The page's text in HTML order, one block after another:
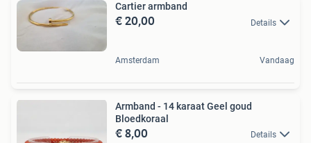
Cartier armband
€ 20,00 Details
Amsterdam Vandaag
Armband - 14 karaat Geel goud
Bloedkoraal
€ 8,00 Details